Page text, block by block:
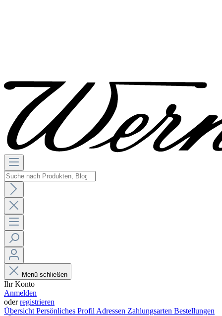
Menü schließen
Ihr Konto
Anmelden
oderregistrieren
Übersicht Persönliches Profil Adressen Zahlungsarten Bestellungen